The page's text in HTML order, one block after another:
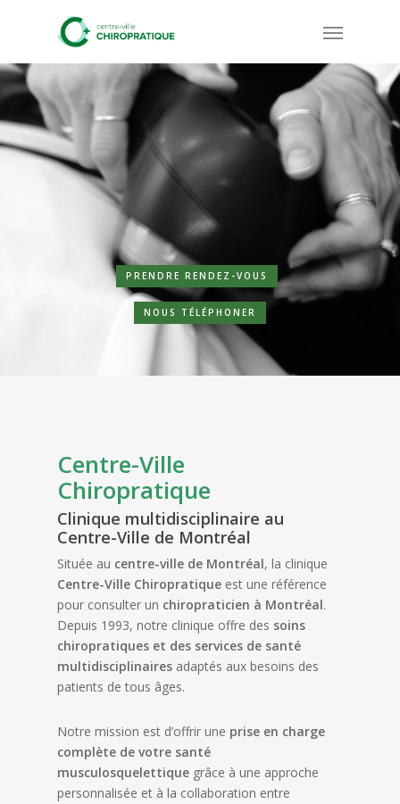
content
Menu
PRENDRE RENDEZ-VOUS
NOUS TÉLÉPHONER
Centre-Ville
Chiropratique
Clinique multidisciplinaire au
Centre-Ville de Montréal
Située au centre-ville de Montréal, la clinique
Centre-Ville Chiropratique est une référence
pour consulter un chiropraticien à Montréal.
Depuis 1993, notre clinique offre des soins
chiropratiques et des services de santé
multidisciplinaires adaptés aux besoins des
patients de tous âges.
Notre mission est d’offrir une prise en charge
complète de votre santé
musculosquelettique grâce à une approche
personnalisée et à la collaboration entre